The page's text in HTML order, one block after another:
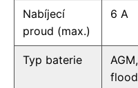
Nabíjecí
proud (max.)
6 A
Typ baterie